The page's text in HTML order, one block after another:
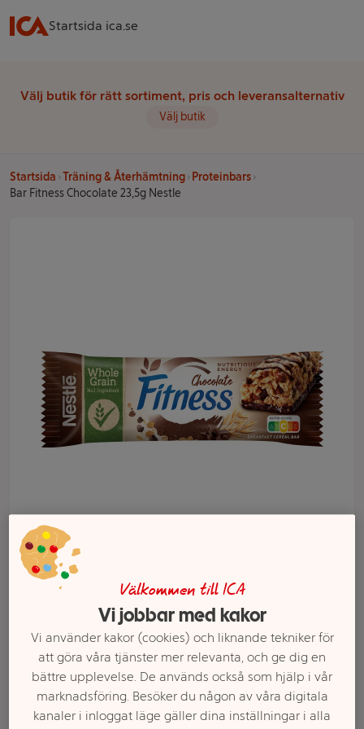
Startsida ica.se
Välj butik för rätt sortiment, pris och leveransalternativ
Välj butik
Startsida Träning & Återhämtning
Proteinbars
Bar Fitness Chocolate 23,5g Nestle
Bar Fitness
Sortimentet kan variera mellan butikerna
Välkommen till ICA
Vi jobbar med kakor
Vi använder kakor (cookies) och liknande tekniker för
att göra våra tjänster mer relevanta, och ge dig en
bättre upplevelse. De används också som hjälp i vår
marknadsföring. Besöker du någon av våra digitala
kanaler i inloggat läge gäller dina inställningar i alla